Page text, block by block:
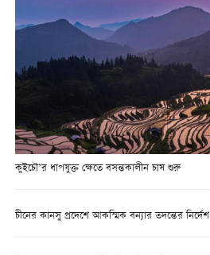
কুইচৌ’র ধাপযুক্ত ক্ষেতে বসন্তকালীন চাষ শুরু
চীনের কানসু প্রদেশে আকস্মিক বন্যার তদন্তের নির্দেশ